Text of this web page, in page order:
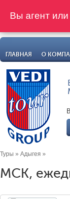
Вы агент
ГЛАВНАЯ О
Туры » Адыгея »
МСК,